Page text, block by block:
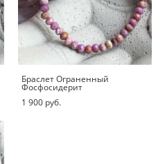
Браслет Ограненный
Фосфосидерит
1 900 pуб.